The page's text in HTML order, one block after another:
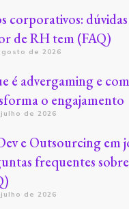
corporativos:
de RH tem (FAQ)
de 2026
é advergaming e
o engajamento
de 2026
e Outsourcing em
frequentes
de 2026